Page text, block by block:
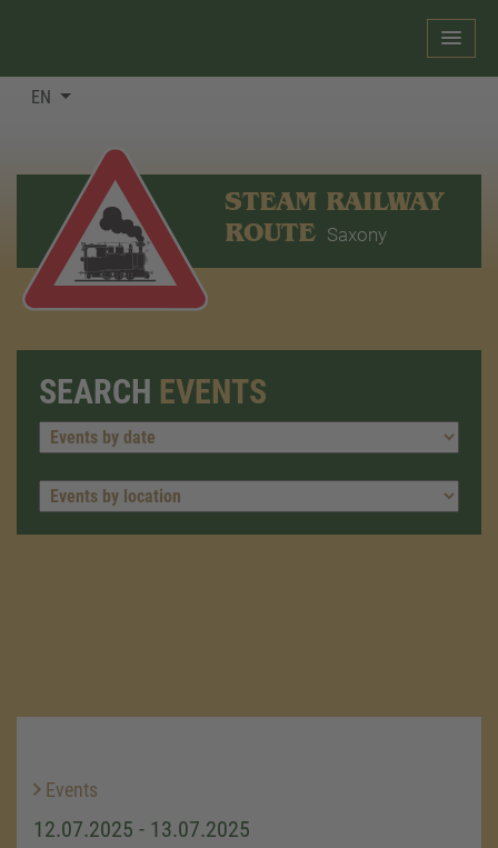
EN
STEAM RAILWAY
ROUTE Saxony
SEARCH EVENTS
Events
12.07.2025 - 13.07.2025